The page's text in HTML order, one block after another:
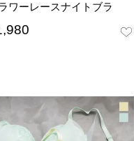
ワーレースナイトブラ